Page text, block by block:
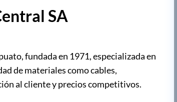
SA
fundada en 1971, especializada en
de materiales como cables,
al cliente y precios competitivos.